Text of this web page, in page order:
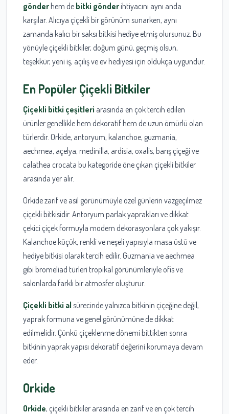
gönder hem de bitki gönder ihtiyacını aynı anda
karşılar. Alıcıya çiçekli bir görünüm sunarken, aynı
zamanda kalıcı bir saksı bitkisi hediye etmiş olursunuz. Bu
yönüyle çiçekli bitkiler, doğum günü, geçmiş olsun,
teşekkür, yeni iş, açılış ve ev hediyesi için oldukça uygundur.
En Popüler Çiçekli Bitkiler
Çiçekli bitki çeşitleri arasında en çok tercih edilen
ürünler genellikle hem dekoratif hem de uzun ömürlü olan
türlerdir. Orkide, antoryum, kalanchoe, guzmania,
aechmea, açelya, medinilla, ardisia, oxalis, barış çiçeği ve
calathea crocata bu kategoride öne çıkan çiçekli bitkiler
arasında yer alır.
Orkide zarif ve asil görünümüyle özel günlerin vazgeçilmez
çiçekli bitkisidir. Antoryum parlak yaprakları ve dikkat
çekici çiçek formuyla modern dekorasyonlara çok yakışır.
Kalanchoe küçük, renkli ve neşeli yapısıyla masa üstü ve
hediye bitkisi olarak tercih edilir. Guzmania ve aechmea
gibi bromeliad türleri tropikal görünümleriyle ofis ve
salonlarda farklı bir atmosfer oluşturur.
Çiçekli bitki al sürecinde yalnızca bitkinin çiçeğine değil,
yaprak formuna ve genel görünümüne de dikkat
edilmelidir. Çünkü çiçeklenme dönemi bittikten sonra
bitkinin yaprak yapısı dekoratif değerini korumaya devam
eder.
Orkide
Orkide, çiçekli bitkiler arasında en zarif ve en çok tercih